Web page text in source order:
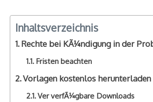
Inhaltsverzeichnis
Rechte bei KÃ¼ndigung in der
Fristen beachten
Vorlagen kostenlos herunterladen
Ver verfÃ¼gbare Downloads